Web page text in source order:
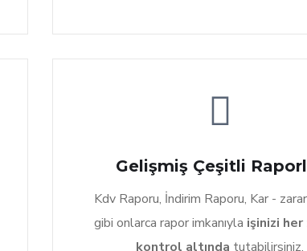
Gelişmiş Çeşitli
Kdv Raporu, İndirim Raporu, Kar -
gibi onlarca rapor imkanıyla işinizi her
kontrol altında tutabilirsiniz.